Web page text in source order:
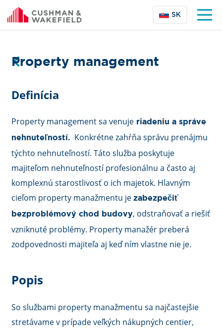
SK
Property management
Definícia
Property management sa venuje riadeniu a správe
nehnuteľností.
Konkrétne zahŕňa správu prenájmu
týchto nehnuteľností. Táto služba poskytuje
majiteľom nehnuteľností profesionálnu a často aj
komplexnú starostlivosť o ich majetok. Hlavným
cieľom property manažmentu je zabezpečiť
bezproblémový chod budovy, odstraňovať a riešiť
vzniknuté problémy. Property manažér preberá
zodpovednosti majiteľa aj keď ním vlastne nie je.
Popis
So službami property manažmentu sa najčastejšie
stretávame v prípade veľkých nákupných centier,